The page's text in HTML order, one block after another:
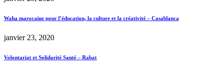
Waha marocaine pour l’éducation, la culture et la créativité – Casablanca
janvier 23, 2020
Volontariat et Solidarité Santé – Rabat